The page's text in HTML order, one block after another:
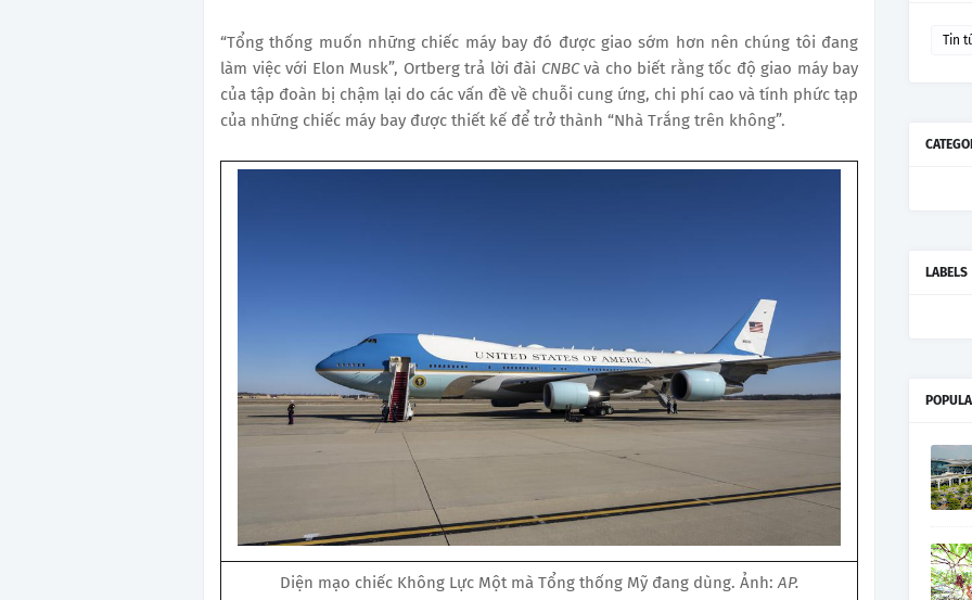
“Tổng thống muốn những chiếc máy bay đó được giao sớm hơn nên chúng tôi đang
làm việc với Elon Musk”, Ortberg trả lời đài CNBCvà cho biết rằng tốc độ giao máy bay
của tập đoàn bị chậm lại do các vấn đề về chuỗi cung ứng, chi phí cao và tính phức tạp
của những chiếc máy bay được thiết kế để trở thành “Nhà Trắng trên không”.
Diện mạo chiếc Không Lực Một mà Tổng thống Mỹ đang dùng. Ảnh:AP.
Tin
LABELS